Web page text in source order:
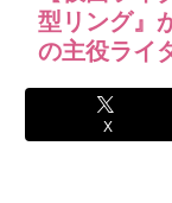
型リング』
の主役ライ
X